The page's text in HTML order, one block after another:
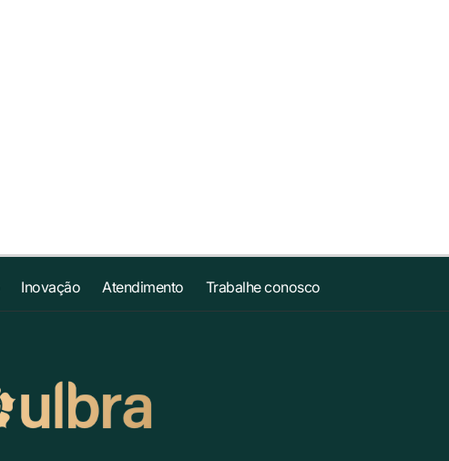
Inovação Atendimento Trabalhe conosco